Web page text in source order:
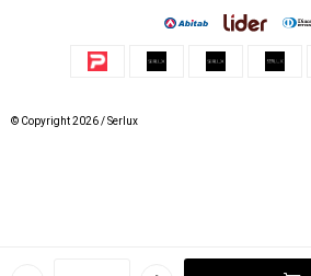
© Copyright 2026 / Serlux